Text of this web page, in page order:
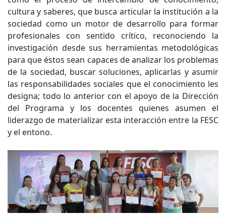
cultura y saberes, que busca articular la institución a la
sociedad como un motor de desarrollo para formar
profesionales con sentido crítico, reconociendo la
investigación desde sus herramientas metodológicas
para que éstos sean capaces de analizar los problemas
de la sociedad, buscar soluciones, aplicarlas y asumir
las responsabilidades sociales que el conocimiento les
designa; todo lo anterior con el apoyo de la Dirección
del Programa y los docentes quienes asumen el
liderazgo de materializar esta interacción entre la FESC
y el entono.